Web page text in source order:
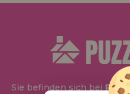
Sie befinden sich bei